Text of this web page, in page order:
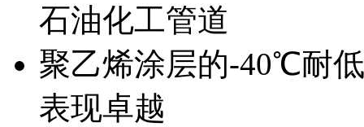
石油化工管道
聚乙烯涂层的-40℃耐
表现卓越